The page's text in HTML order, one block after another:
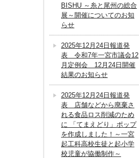
BISHU ～糸と尾州の総合
展～開催についてのお知
らせ
2025年12月24日報道発
表 令和7年一宮市議会12
月定例会 12月24日開催
結果のお知らせ
2025年12月24日報道発
表 店舗などから廃棄さ
れる食品ロス削減のため
に 「てまえどり」ポップ
を作成しました！～一宮
起工科高校生徒と起小学
校児童が協働制作～